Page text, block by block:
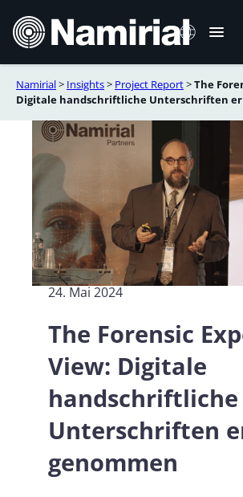
Inhalt
springen
Namirial> Insights> Project Report>The
Digitale handschriftliche Unterschriften
24. Mai 2024
The Forensic
View: Digitale
handschriftliche
Unterschriften
genommen